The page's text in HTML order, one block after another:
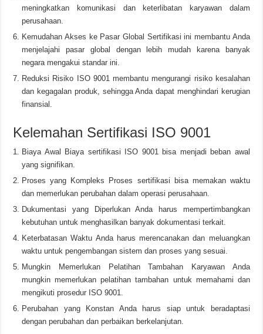
meningkatkan komunikasi dan keterlibatan karyawan dalam
perusahaan.
Kemudahan Akses ke Pasar Global Sertifikasi ini membantu Anda
menjelajahi pasar global dengan lebih mudah karena banyak
negara mengakui standar ini.
Reduksi Risiko ISO 9001 membantu mengurangi risiko kesalahan
dan kegagalan produk, sehingga Anda dapat menghindari kerugian
finansial.
Kelemahan Sertifikasi ISO 9001
Biaya Awal Biaya sertifikasi ISO 9001 bisa menjadi beban awal
yang signifikan.
Proses yang Kompleks Proses sertifikasi bisa memakan waktu
dan memerlukan perubahan dalam operasi perusahaan.
Dukumentasi yang Diperlukan Anda harus mempertimbangkan
kebutuhan untuk menghasilkan banyak dokumentasi terkait.
Keterbatasan Waktu Anda harus merencanakan dan meluangkan
waktu untuk pengembangan sistem dan proses yang sesuai.
Mungkin Memerlukan Pelatihan Tambahan Karyawan Anda
mungkin memerlukan pelatihan tambahan untuk memahami dan
mengikuti prosedur ISO 9001.
Perubahan yang Konstan Anda harus siap untuk beradaptasi
dengan perubahan dan perbaikan berkelanjutan.